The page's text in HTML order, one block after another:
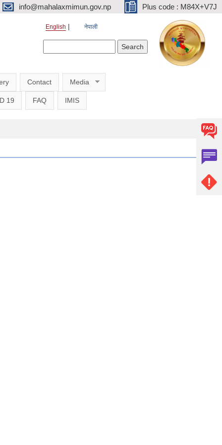
info@mahalaxmimun.gov.np Plus code : M84X+V7J
English नेपाली
Contact Media
19 FAQ IMIS